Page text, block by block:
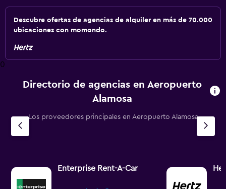
Descubre ofertas de agencias de alquiler en más de 70.000
ubicaciones con momondo.
0
Directorio de agencias en Aeropuerto
Alamosa
Los proveedores principales en Aeropuerto Alamosa
Enterprise Rent-A-Car